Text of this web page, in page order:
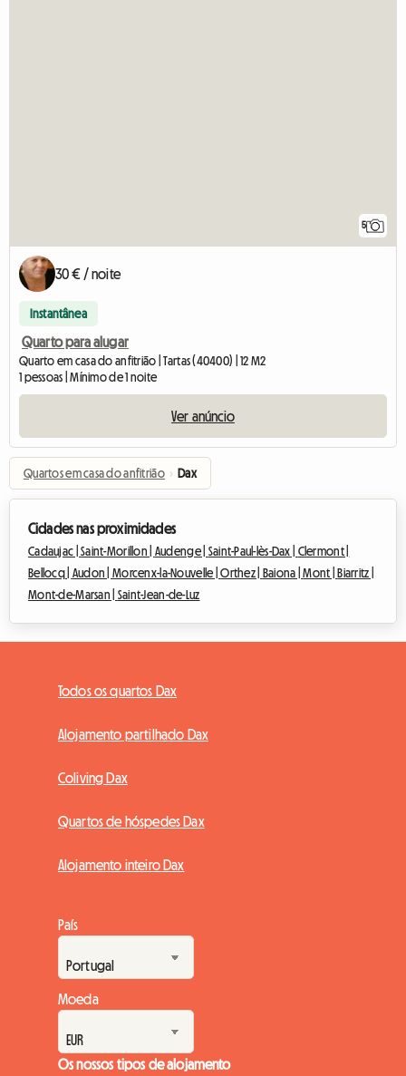
5
30 € / noite
Instantânea
Quarto para alugar
Quarto em casa do anfitrião | Tartas (40400) | 12 M2
1 pessoas | Mínimo de 1 noite
Ver anúncio
Quartos em casa do anfitrião › Dax
Cidades nas proximidades
Cadaujac |Saint-Morillon | Audenge | Saint-Paul-lès-Dax | Clermont |
Bellocq | Audon |Morcenx-la-Nouvelle |Orthez | Baiona |Mont |
Biarritz |
Mont-de-Marsan | Saint-Jean-de-Luz
Todos os quartos Dax
Alojamento partilhado Dax
Coliving Dax
Quartos de hóspedes Dax
Alojamento inteiro Dax
País
Moeda
Os nossos tipos de alojamento